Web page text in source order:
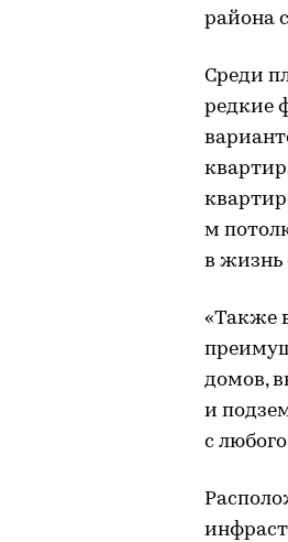
района
Среди
редкие
м
в жизнь
«Также
домов,
и
с